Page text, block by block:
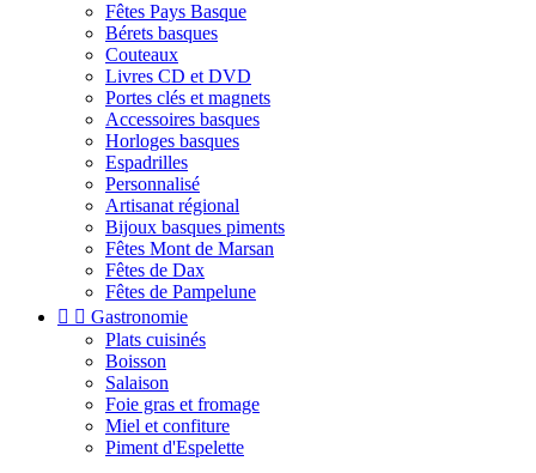
Fêtes Pays Basque
Bérets basques
Couteaux
Livres CD et DVD
Portes clés et magnets
Accessoires basques
Horloges basques
Espadrilles
Personnalisé
Artisanat régional
Bijoux basques piments
Fêtes Mont de Marsan
Fêtes de Dax
Fêtes de Pampelune
  Gastronomie
Plats cuisinés
Boisson
Salaison
Foie gras et fromage
Miel et confiture
Piment d'Espelette